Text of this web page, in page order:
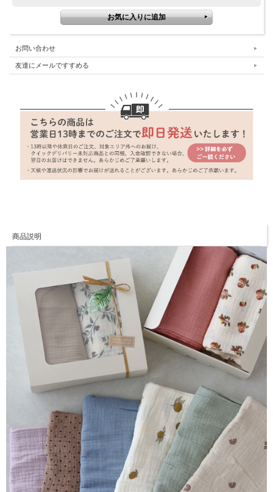
お問い合わせ
友達にメールですすめる
商品説明